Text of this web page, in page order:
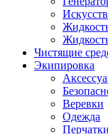
Чистящие
Экипировка
Веревки
Одежда
Перчатки